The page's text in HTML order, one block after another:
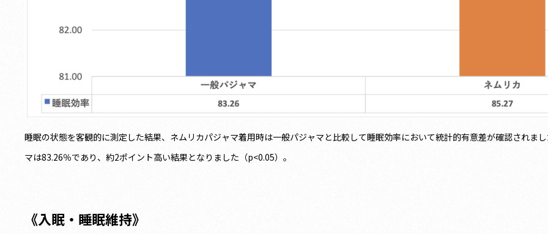
睡眠の状態を客観的に測定した結果、ネムリカパジャマ着用時は一般パジャマと比較して睡眠効率において統計的有意差が確認されま
マは83.26％であり、約2ポイント高い結果となりました（p<0.05）。
《入眠・睡眠維持》